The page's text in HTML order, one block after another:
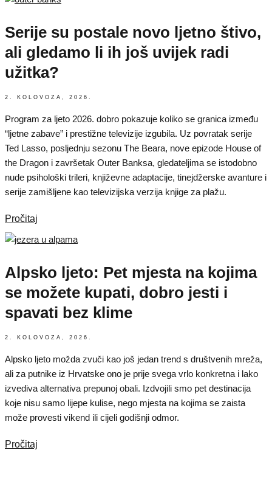
Serije su postale novo ljetno štivo,
ali gledamo li ih još uvijek radi
užitka?
2. KOLOVOZA, 2026.
Program za ljeto 2026. dobro pokazuje koliko se granica između
“ljetne zabave” i prestižne televizije izgubila. Uz povratak serije
Ted Lasso, posljednju sezonu The Beara, nove epizode House of
the Dragon i završetak Outer Banksa, gledateljima se istodobno
nude psihološki trileri, književne adaptacije, tinejdžerske avanture i
serije zamišljene kao televizijska verzija knjige za plažu.
Pročitaj
Alpsko ljeto: Pet mjesta na kojima
se možete kupati, dobro jesti i
spavati bez klime
2. KOLOVOZA, 2026.
Alpsko ljeto možda zvuči kao još jedan trend s društvenih mreža,
ali za putnike iz Hrvatske ono je prije svega vrlo konkretna i lako
izvediva alternativa prepunoj obali. Izdvojili smo pet destinacija
koje nisu samo lijepe kulise, nego mjesta na kojima se zaista
može provesti vikend ili cijeli godišnji odmor.
Pročitaj